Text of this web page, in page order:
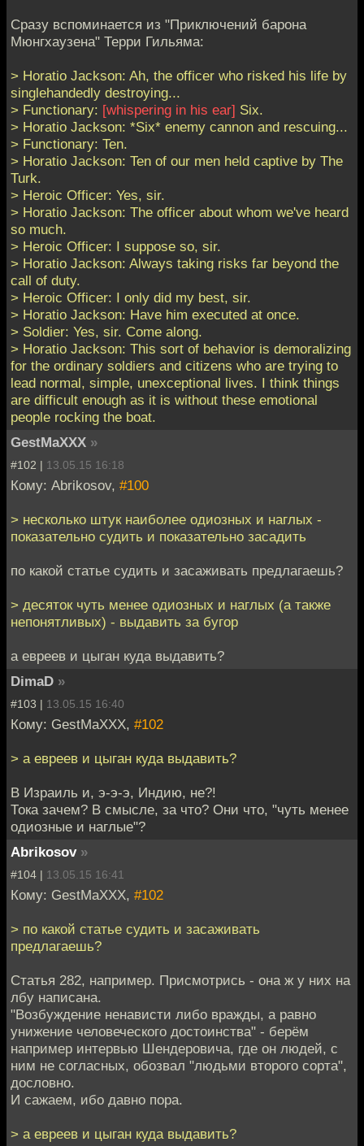
Сразу вспоминается из "Приключений барона
Мюнгхаузена" Терри Гильяма:
> Horatio Jackson: Ah, the officer who risked his life by
singlehandedly destroying...
> Functionary: [whispering in his ear] Six.
> Horatio Jackson: *Six* enemy cannon and rescuing...
> Functionary: Ten.
> Horatio Jackson: Ten of our men held captive by The
Turk.
> Heroic Officer: Yes, sir.
> Horatio Jackson: The officer about whom we've heard
so much.
> Heroic Officer: I suppose so, sir.
> Horatio Jackson: Always taking risks far beyond the
call of duty.
> Heroic Officer: I only did my best, sir.
> Horatio Jackson: Have him executed at once.
> Soldier: Yes, sir. Come along.
> Horatio Jackson: This sort of behavior is demoralizing
for the ordinary soldiers and citizens who are trying to
lead normal, simple, unexceptional lives. I think things
are difficult enough as it is without these emotional
people rocking the boat.
GestMaXXX »
#102 | 13.05.15 16:18
Кому: Abrikosov, #100
> несколько штук наиболее одиозных и наглых -
показательно судить и показательно засадить
по какой статье судить и засаживать предлагаешь?
> десяток чуть менее одиозных и наглых (а также
непонятливых) - выдавить за бугор
а евреев и цыган куда выдавить?
DimaD »
#103 | 13.05.15 16:40
Кому: GestMaXXX, #102
> а евреев и цыган куда выдавить?
В Израиль и, э-э-э, Индию, не?!
Тока зачем? В смысле, за что? Они что, "чуть менее
одиозные и наглые"?
Abrikosov »
#104 | 13.05.15 16:41
Кому: GestMaXXX, #102
> по какой статье судить и засаживать
предлагаешь?
Статья 282, например. Присмотрись - она ж у них на
лбу написана.
"Возбуждение ненависти либо вражды, а равно
унижение человеческого достоинства" - берём
например интервью Шендеровича, где он людей, с
ним не согласных, обозвал "людьми второго сорта",
дословно.
И сажаем, ибо давно пора.
> а евреев и цыган куда выдавить?